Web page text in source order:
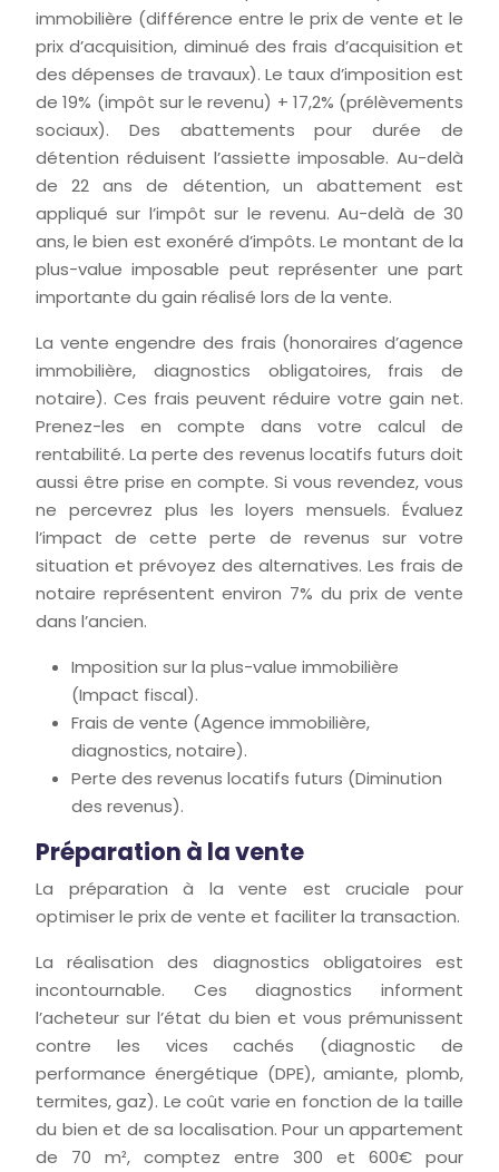
immobilière (différence entre le prix de vente et le
prix d’acquisition, diminué des frais d’acquisition et
des dépenses de travaux). Le taux d’imposition est
de 19% (impôt sur le revenu) + 17,2% (prélèvements
sociaux). Des abattements pour durée de
détention réduisent l’assiette imposable. Au-delà
de 22 ans de détention, un abattement est
appliqué sur l’impôt sur le revenu. Au-delà de 30
ans, le bien est exonéré d’impôts. Le montant de la
plus-value imposable peut représenter une part
importante du gain réalisé lors de la vente.
La vente engendre des frais (honoraires d’agence
immobilière, diagnostics obligatoires, frais de
notaire). Ces frais peuvent réduire votre gain net.
Prenez-les en compte dans votre calcul de
rentabilité. La perte des revenus locatifs futurs doit
aussi être prise en compte. Si vous revendez, vous
ne percevrez plus les loyers mensuels. Évaluez
l’impact de cette perte de revenus sur votre
situation et prévoyez des alternatives. Les frais de
notaire représentent environ 7% du prix de vente
dans l’ancien.
Imposition sur la plus-value immobilière
(Impact fiscal).
Frais de vente (Agence immobilière,
diagnostics, notaire).
Perte des revenus locatifs futurs (Diminution
des revenus).
Préparation à la vente
La préparation à la vente est cruciale pour
optimiser le prix de vente et faciliter la transaction.
La réalisation des diagnostics obligatoires est
incontournable. Ces diagnostics informent
l’acheteur sur l’état du bien et vous prémunissent
contre les vices cachés (diagnostic de
performance énergétique (DPE), amiante, plomb,
termites, gaz). Le coût varie en fonction de la taille
du bien et de sa localisation. Pour un appartement
de 70 m², comptez entre 300 et 600€ pour